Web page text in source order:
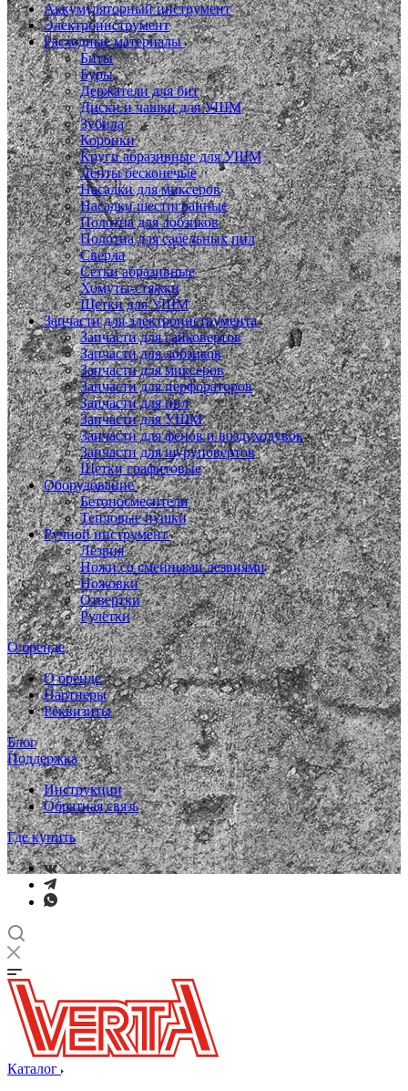
Аккумуляторный инструмент
Электроинструмент
Расходные материалы
Биты
Буры
Держатели для бит
Диски и чашки для УШМ
Зубила
Коронки
Круги абразивные для УШМ
Ленты бесконечые
Насадки для миксеров
Насадки шестигранные
Полотна для лобзиков
Полотна для сабельных пил
Сверла
Сетки абразивные
Хомуты-стяжки
Щетки для УШМ
Запчасти для электроинструмента
Запчасти для гайковертов
Запчасти для лобзиков
Запчасти для миксеров
Запчасти для перфораторов
Запчасти для пил
Запчасти для УШМ
Запчасти для фенов и воздуходувок
Запчасти для шуруповертов
Щетки графитовые
Оборудование
Бетоносмесители
Тепловые пушки
Ручной инструмент
Лезвия
Ножи со сменными лезвиями
Ножовки
Отвертки
Рулетки
О бренде
О бренде
Партнеры
Реквизиты
Блог
Поддержка
Инструкции
Обратная связь
Где купить
Каталог